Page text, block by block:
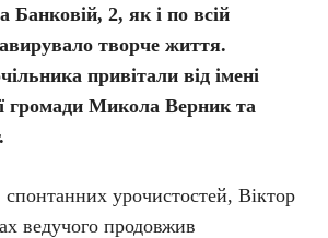
Банковій, 2, як і по всій
творче життя.
привітали від імені
громади Микола Верник та
спонтанних урочистостей, Віктор
ведучого продовжив